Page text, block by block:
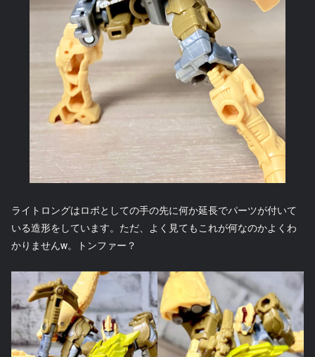
ライトロングはロボとしての手の先に何か延長でパーツが付いて
いる造形をしています。ただ、よく見てもこれが何なのかよくわ
かりませんw。トンファー？